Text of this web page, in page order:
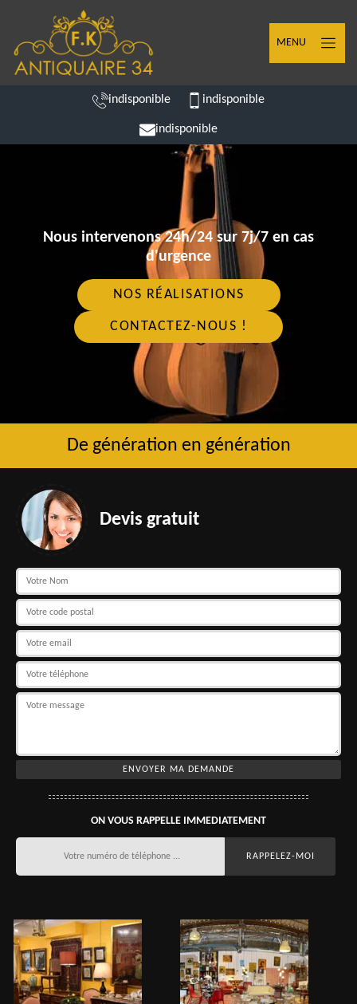
MENU
indisponible indisponible
indisponible
Nous intervenons 24h/24 sur 7j/7 en cas
d'urgence
NOS RÉALISATIONS
CONTACTEZ-NOUS !
De génération en génération
Devis gratuit
ON VOUS RAPPELLE IMMEDIATEMENT